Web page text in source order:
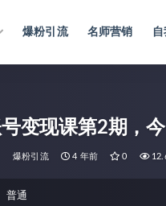
爆粉引流 名师营销
变现课第2期，
爆粉引流 4 年前 0
普通